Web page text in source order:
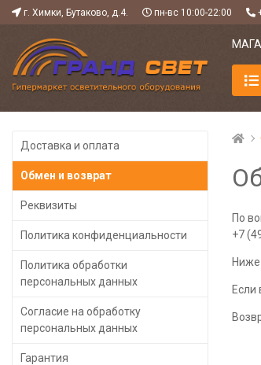
г. Химки, Бутаково, д.4. пн-вс 10:00-22:00
По
+7
Ниже
Если
Доставка и оплата
Обмен и возврат
Реквизиты
Политика конфиденциальности
Политика обработки
персональных данных
Согласие на обработку
персональных данных
Гарантия